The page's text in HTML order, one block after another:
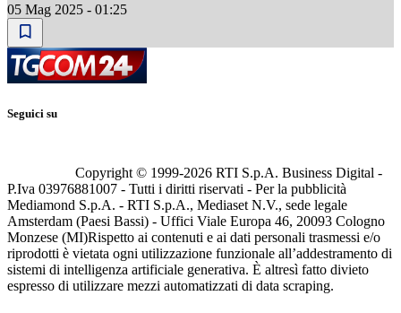
05 Mag 2025 - 01:25
Seguici su
Copyright © 1999-2026 RTI S.p.A. Business Digital -
P.Iva 03976881007 - Tutti i diritti riservati - Per la pubblicità
Mediamond S.p.A. - RTI S.p.A., Mediaset N.V., sede legale
Amsterdam (Paesi Bassi) - Uffici Viale Europa 46, 20093 Cologno
Monzese (MI)Rispetto ai contenuti e ai dati personali trasmessi e/o
riprodotti è vietata ogni utilizzazione funzionale all’addestramento di
sistemi di intelligenza artificiale generativa. È altresì fatto divieto
espresso di utilizzare mezzi automatizzati di data scraping.